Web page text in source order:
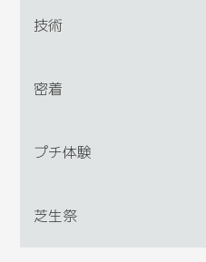
技術
密着
プチ体験
芝生祭